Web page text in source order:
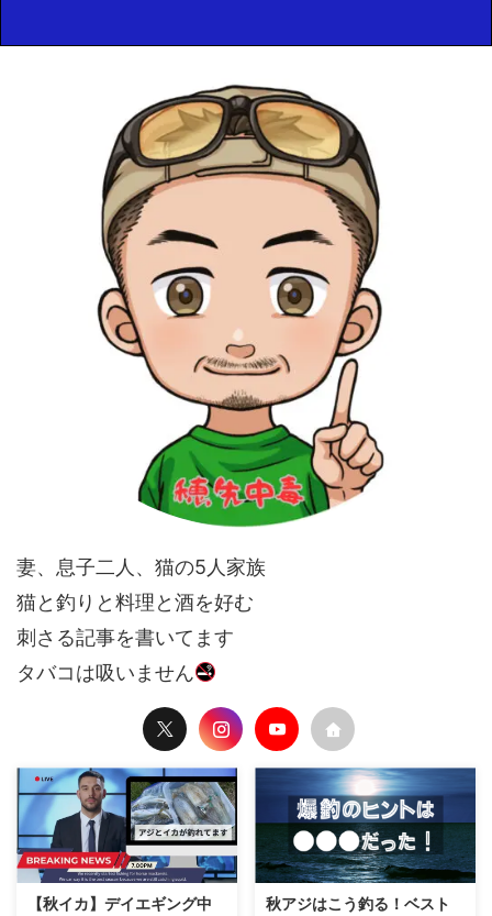
妻、息子二人、猫の5人家族
猫と釣りと料理と酒を好む
刺さる記事を書いてます
タバコは吸いません
【秋イカ】デイエギング中
秋アジはこう釣る！ベスト